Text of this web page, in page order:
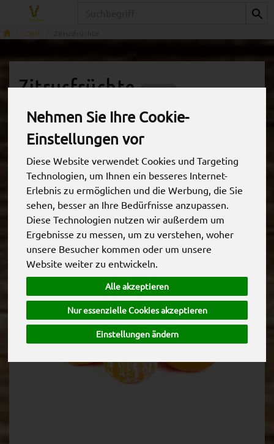
Nehmen Sie Ihre Cookie-
Einstellungen vor
Diese Website verwendet Cookies und Targeting
Technologien, um Ihnen ein besseres Internet-
Erlebnis zu ermöglichen und die Werbung, die Sie
sehen, besser an Ihre Bedürfnisse anzupassen.
Diese Technologien nutzen wir außerdem um
Ergebnisse zu messen, um zu verstehen, woher
unsere Besucher kommen oder um unsere
Website weiter zu entwickeln.
Alle akzeptieren
Nur essenzielle Cookies akzeptieren
Einstellungen ändern
Obst
Zitrusfrüchte 6 von 69
Allergene